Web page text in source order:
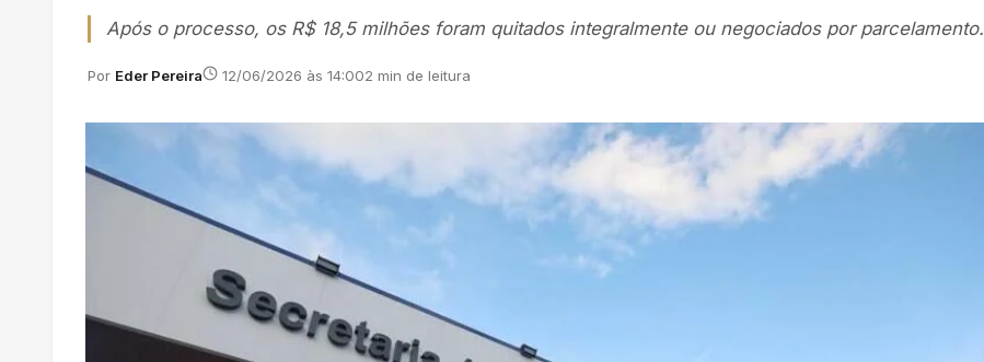
Após o processo, os R$ 18,5 milhões foram quitados integralmente ou negociados por parcelamento.
Por Eder Pereira 12/06/2026 às 14:002 min de leitura